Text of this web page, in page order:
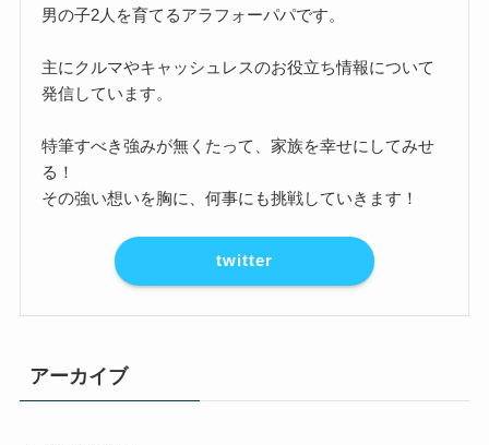
男の子2人を育てるアラフォーパパです。
主にクルマやキャッシュレスのお役立ち情報について
発信しています。
特筆すべき強みが無くたって、家族を幸せにしてみせ
る！
その強い想いを胸に、何事にも挑戦していきます！
twitter
アーカイブ